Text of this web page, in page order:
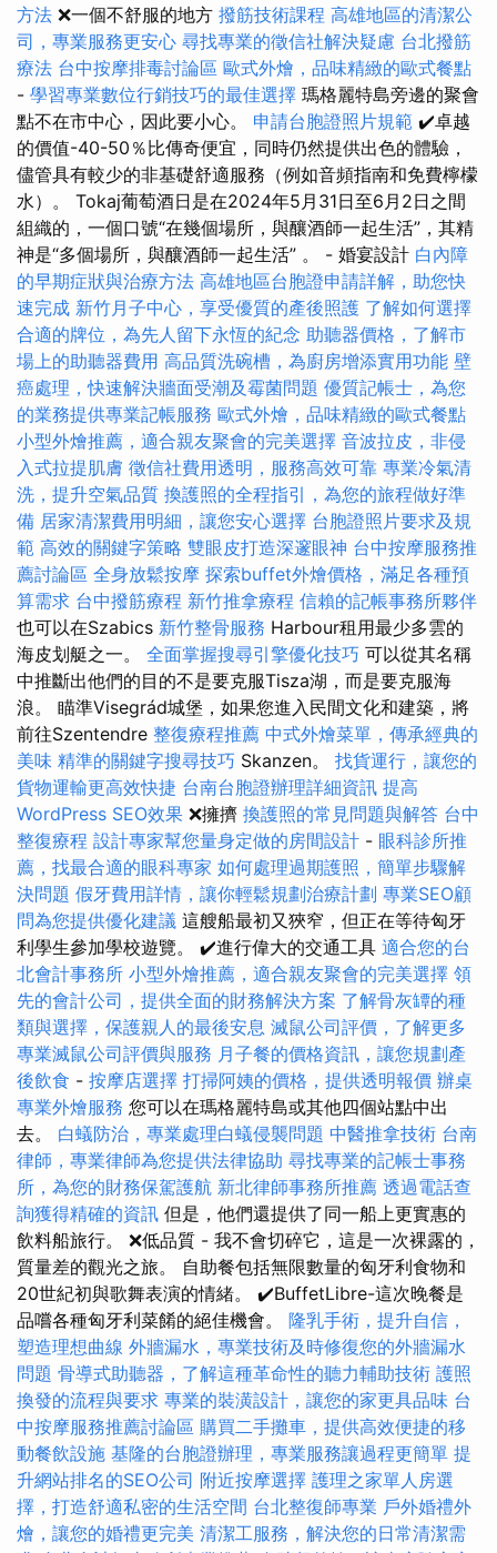
方法 ❌一個不舒服的地方 撥筋技術課程 高雄地區的清潔公
司，專業服務更安心 尋找專業的徵信社解決疑慮 台北撥筋
療法 台中按摩排毒討論區 歐式外燴，品味精緻的歐式餐點
- 學習專業數位行銷技巧的最佳選擇 瑪格麗特島旁邊的聚會
點不在市中心，因此要小心。 申請台胞證照片規範 ✔️卓越
的價值-40-50％比傳奇便宜，同時仍然提供出色的體驗，
儘管具有較少的非基礎舒適服務（例如音頻指南和免費檸檬
水）。 Tokaj葡萄酒日是在2024年5月31日至6月2日之間
組織的，一個口號“在幾個場所，與釀酒師一起生活”，其精
神是“多個場所，與釀酒師一起生活” 。 - 婚宴設計 白內障
的早期症狀與治療方法 高雄地區台胞證申請詳解，助您快
速完成 新竹月子中心，享受優質的產後照護 了解如何選擇
合適的牌位，為先人留下永恆的紀念 助聽器價格，了解市
場上的助聽器費用 高品質洗碗槽，為廚房增添實用功能 壁
癌處理，快速解決牆面受潮及霉菌問題 優質記帳士，為您
的業務提供專業記帳服務 歐式外燴，品味精緻的歐式餐點
小型外燴推薦，適合親友聚會的完美選擇 音波拉皮，非侵
入式拉提肌膚 徵信社費用透明，服務高效可靠 專業冷氣清
洗，提升空氣品質 換護照的全程指引，為您的旅程做好準
備 居家清潔費用明細，讓您安心選擇 台胞證照片要求及規
範 高效的關鍵字策略 雙眼皮打造深邃眼神 台中按摩服務推
薦討論區 全身放鬆按摩 探索buffet外燴價格，滿足各種預
算需求 台中撥筋療程 新竹推拿療程 信賴的記帳事務所夥伴
也可以在Szabics 新竹整骨服務 Harbour租用最少多雲的
海皮划艇之一。 全面掌握搜尋引擎優化技巧 可以從其名稱
中推斷出他們的目的不是要克服Tisza湖，而是要克服海
浪。 瞄準Visegrád城堡，如果您進入民間文化和建築，將
前往Szentendre 整復療程推薦 中式外燴菜單，傳承經典的
美味 精準的關鍵字搜尋技巧 Skanzen。 找貨運行，讓您的
貨物運輸更高效快捷 台南台胞證辦理詳細資訊 提高
WordPress SEO效果 ❌擁擠 換護照的常見問題與解答 台中
整復療程 設計專家幫您量身定做的房間設計 - 眼科診所推
薦，找最合適的眼科專家 如何處理過期護照，簡單步驟解
決問題 假牙費用詳情，讓你輕鬆規劃治療計劃 專業SEO顧
問為您提供優化建議 這艘船最初又狹窄，但正在等待匈牙
利學生參加學校遊覽。 ✔️進行偉大的交通工具 適合您的台
北會計事務所 小型外燴推薦，適合親友聚會的完美選擇 領
先的會計公司，提供全面的財務解決方案 了解骨灰罈的種
類與選擇，保護親人的最後安息 滅鼠公司評價，了解更多
專業滅鼠公司評價與服務 月子餐的價格資訊，讓您規劃產
後飲食 - 按摩店選擇 打掃阿姨的價格，提供透明報價 辦桌
專業外燴服務 您可以在瑪格麗特島或其他四個站點中出
去。 白蟻防治，專業處理白蟻侵襲問題 中醫推拿技術 台南
律師，專業律師為您提供法律協助 尋找專業的記帳士事務
所，為您的財務保駕護航 新北律師事務所推薦 透過電話查
詢獲得精確的資訊 但是，他們還提供了同一船上更實惠的
飲料船旅行。 ❌低品質 - 我不會切碎它，這是一次裸露的，
質量差的觀光之旅。 自助餐包括無限數量的匈牙利食物和
20世紀初與歌舞表演的情緒。 ✔️BuffetLibre-這次晚餐是
品嚐各種匈牙利菜餚的絕佳機會。 隆乳手術，提升自信，
塑造理想曲線 外牆漏水，專業技術及時修復您的外牆漏水
問題 骨導式助聽器，了解這種革命性的聽力輔助技術 護照
換發的流程與要求 專業的裝潢設計，讓您的家更具品味 台
中按摩服務推薦討論區 購買二手攤車，提供高效便捷的移
動餐飲設施 基隆的台胞證辦理，專業服務讓過程更簡單 提
升網站排名的SEO公司 附近按摩選擇 護理之家單人房選
擇，打造舒適私密的生活空間 台北整復師專業 戶外婚禮外
燴，讓您的婚禮更完美 清潔工服務，解決您的日常清潔需